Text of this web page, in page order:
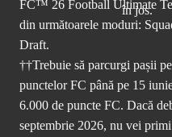
FC™ 26 Football Ultimate
din următoarele moduri:
Draft.
††Trebuie să parcurgi pașii
punctelor FC până pe 15
6.000 de puncte FC. Dacă
septembrie 2026, nu vei